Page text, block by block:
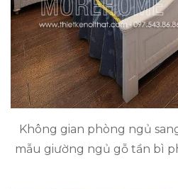
Không gian phòng ngủ
mẫu giường ngủ gỗ tần bì